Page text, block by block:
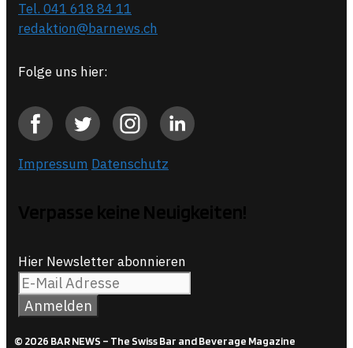
Tel. 041 618 84 11
redaktion@barnews.ch
Folge uns hier:
Impressum Datenschutz
Hier Newsletter abonnieren
© 2026 BAR NEWS – The Swiss Bar and Beverage Magazine